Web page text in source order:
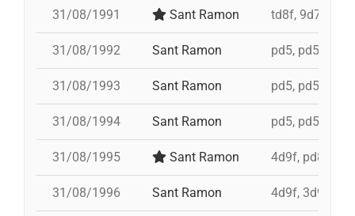
31/08/1991 Sant Ramon td8f, 9d7, 5d7,
31/08/1992 Sant Ramon pd5, pd5, pd5,
31/08/1993 Sant Ramon pd5, pd5, pd5,
31/08/1994 Sant Ramon pd5, pd5, pd5,
31/08/1995 Sant Ramon 4d9f, pd8fmc,
31/08/1996 Sant Ramon 4d9f, 3d9f,